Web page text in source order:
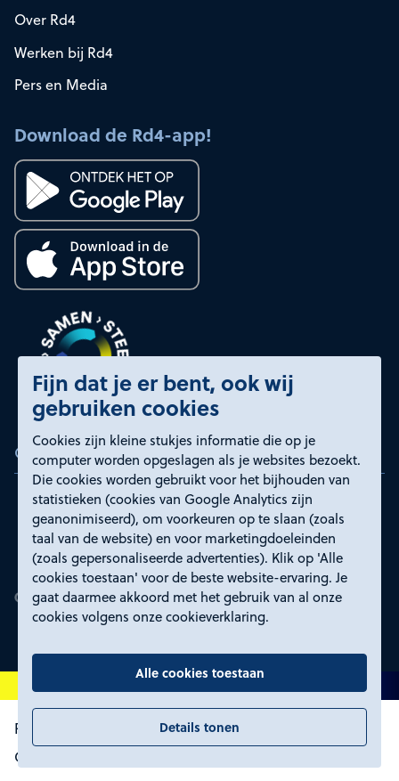
Fijn dat je er bent, ook wij
gebruiken cookies
Cookies zijn kleine stukjes informatie die op je
computer worden opgeslagen als je websites bezoekt.
Die cookies worden gebruikt voor het bijhouden van
statistieken (cookies van Google Analytics zijn
geanonimiseerd), om voorkeuren op te slaan (zoals
taal van de website) en voor marketingdoeleinden
(zoals gepersonaliseerde advertenties). Klik op 'Alle
cookies toestaan' voor de beste website-ervaring. Je
gaat daarmee akkoord met het gebruik van al onze
cookies volgens onze cookieverklaring.
Alle cookies toestaan
Details tonen
Over Rd4
Werken bij Rd4
Pers en Media
Download de Rd4-app!
Certificeringen
Proclaimer en toegankelijkheid
Privacyverklaring
Certificeringen